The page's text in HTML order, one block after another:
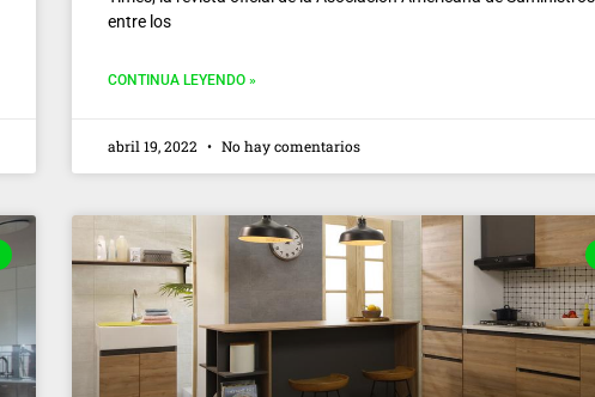
entre los
CONTINUA LEYENDO »
abril 19, 2022 No hay comentarios